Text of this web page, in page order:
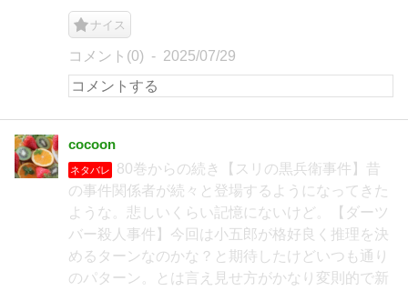
ナイス
コメント(0) 2025/07/29
cocoon
ネタバレ
80巻からの続き【スリの黒兵衛事件】昔
の事件関係者が続々と登場するようになってきた
ような。悲しいくらい記憶にないけど。【ダーツ
バー殺人事件】今回は小五郎が格好良く推理を決
めるターンなのかな？と期待したけどいつも通り
のパターン。とは言え見せ方がかなり変則的で新